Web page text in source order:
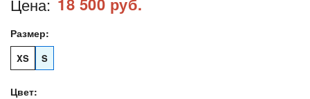
Цена:
Размер:
XS S
Цвет: